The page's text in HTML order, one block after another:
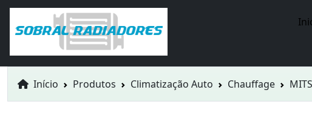
Início Produtos Climatização Auto Chauffage